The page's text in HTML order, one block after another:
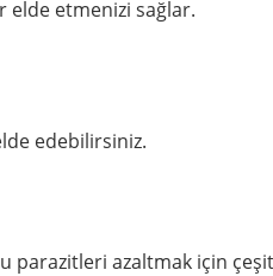
elde etmenizi sağlar.
edebilirsiniz.
parazitleri azaltmak için